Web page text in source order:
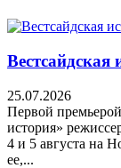
Вестсайдская
25.07.2026
Первой премьерой
история»
4 и 5 августа на
ее,...